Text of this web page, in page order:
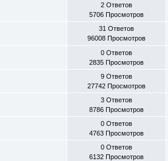
2 Ответов
5706 Просмотров
31 Ответов
96008 Просмотров
0 Ответов
2835 Просмотров
9 Ответов
27742 Просмотров
3 Ответов
8786 Просмотров
0 Ответов
4763 Просмотров
0 Ответов
6132 Просмотров